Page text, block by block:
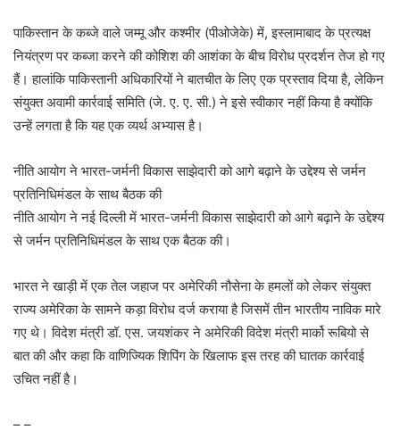
पाकिस्तान के कब्जे वाले जम्मू और कश्मीर (पीओजेके) में, इस्लामाबाद के प्रत्यक्ष
नियंत्रण पर कब्जा करने की कोशिश की आशंका के बीच विरोध प्रदर्शन तेज हो गए
हैं। हालांकि पाकिस्तानी अधिकारियों ने बातचीत के लिए एक प्रस्ताव दिया है, लेकिन
संयुक्त अवामी कार्रवाई समिति (जे. ए. ए. सी.) ने इसे स्वीकार नहीं किया है क्योंकि
उन्हें लगता है कि यह एक व्यर्थ अभ्यास है।
नीति आयोग ने भारत-जर्मनी विकास साझेदारी को आगे बढ़ाने के उद्देश्य से जर्मन
प्रतिनिधिमंडल के साथ बैठक की
नीति आयोग ने नई दिल्ली में भारत-जर्मनी विकास साझेदारी को आगे बढ़ाने के उद्देश्य
से जर्मन प्रतिनिधिमंडल के साथ एक बैठक की।
भारत ने खाड़ी में एक तेल जहाज पर अमेरिकी नौसेना के हमलों को लेकर संयुक्त
राज्य अमेरिका के सामने कड़ा विरोध दर्ज कराया है जिसमें तीन भारतीय नाविक मारे
गए थे। विदेश मंत्री डॉ. एस. जयशंकर ने अमेरिकी विदेश मंत्री मार्को रूबियो से
बात की और कहा कि वाणिज्यिक शिपिंग के खिलाफ इस तरह की घातक कार्रवाई
उचित नहीं है।
– –